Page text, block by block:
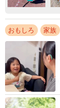
おもしろ 家族